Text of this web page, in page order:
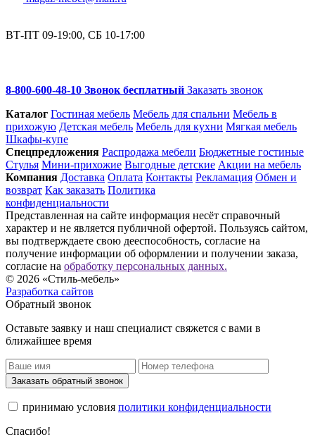
ВТ-ПТ 09-19:00, СБ 10-17:00
8-800-600-48-10 Звонок бесплатный Заказать звонок
Каталог Гостиная мебель Мебель для спальни Мебель в
прихожую Детская мебель Мебель для кухни Мягкая мебель
Шкафы-купе
Спец­предложения Распродажа мебели Бюджетные гостиные
Стулья Мини-прихожие Выгодные детские Акции на мебель
Компания Доставка Оплата Контакты Рекламация Обмен и
возврат Как заказать Политика
конфиденциальности
Представленная на сайте информация несёт справочный
характер и не является публичной офертой. Пользуясь сайтом,
вы подтверждаете свою дееспособность, согласие на
получение информации об оформлении и получении заказа,
согласие на обработку персональных данных.
© 2026 «Стиль-мебель»
Разработка сайтов
Обратный звонок
Оставьте заявку и наш специалист свяжется с вами в
ближайшее время
Заказать обратный звонок
принимаю условия политики конфиденциальности
Спасибо!